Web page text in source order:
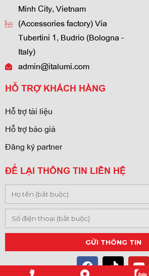
Minh City, Vietnam
(Accessories factory) Via
Tubertini 1, Budrio (Bologna -
Italy)
admin@italumi.com
HỖ TRỢ KHÁCH HÀNG
Hỗ trợ tài liệu
Hỗ trợ báo giá
Đăng ký partner
ĐỂ LẠI THÔNG TIN LIÊN HỆ